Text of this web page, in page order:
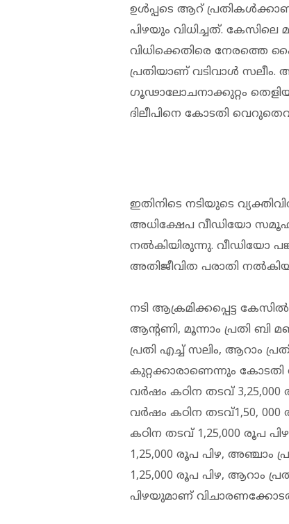
ഉൾപ്പടെ ആറ്
പിഴയും വിധിച്ചത്. കേസിലെ
വിധിക്കെതിരെ നേരത്തെ
പ്രതിയാണ് വടിവാൾ സലീം.
ഗൂഢാലോചനാക്കുറ്റം
ദിലീപിനെ കോടതി
ഇതിനിടെ നടിയുടെ
അധിക്ഷേപ വീഡിയോ
നൽകിയിരുന്നു. വീഡിയോ
അതിജീവിത പരാതി
നടി ആക്രമിക്കപ്പെട്ട
ആന്റണി, മൂന്നാം പ്രതി ബി
പ്രതി എച്ച് സലിം, ആറാം
കുറ്റക്കാരാണെന്നും കോടതി
വർഷം കഠിന തടവ് 3,25,000
വർഷം കഠിന തടവ്1,50,
കഠിന തടവ് 1,25,000 രൂപ
1,25,000 രൂപ പിഴ, അഞ്ചാം
1,25,000 രൂപ പിഴ, ആറാം
പിഴയുമാണ്